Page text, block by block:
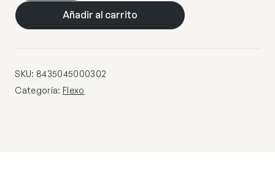
NECK
BEIGE
400LM
3000-
Añadir al carrito
SKU: 8435045000302
Categoría: Flexo